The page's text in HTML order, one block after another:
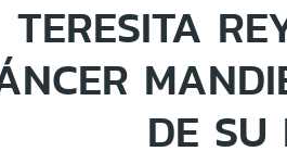
TERESITA
DE SU